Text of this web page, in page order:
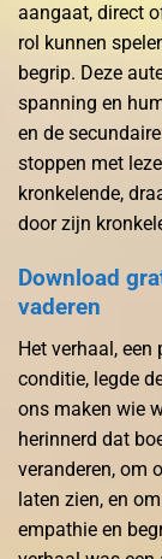
aangaat, direct
rol kunnen
begrip. Deze
spanning en
en de
stoppen met
kronkelende,
door zijn
Download
vaderen
Het verhaal,
conditie, legde
ons maken wie
herinnerd dat
veranderen, om
laten zien, en
empathie en